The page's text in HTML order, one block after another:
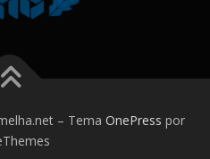
– Tema OnePress por